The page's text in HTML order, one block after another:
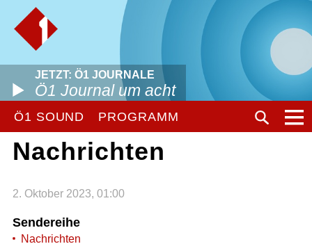
JETZT: Ö1 JOURNALE
Ö1 Journal um acht
Ö1 SOUND PROGRAMM
Nachrichten
2. Oktober 2023, 01:00
Sendereihe
Nachrichten